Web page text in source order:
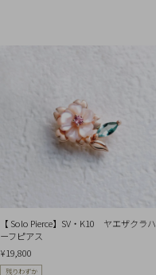
【 Solo Pierce】SV・K10 ヤエザクラハ
ーフピアス
¥19,800
残りわずか